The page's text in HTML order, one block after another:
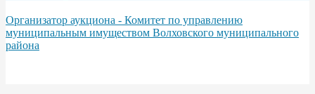
Организатор аукциона - Комитет по управлению
муниципальным имуществом Волховского муниципального
района